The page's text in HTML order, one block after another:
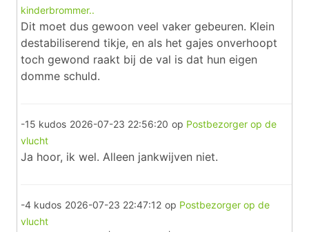
kinderbrommer..
Dit moet dus gewoon veel vaker gebeuren. Klein
destabiliserend tikje, en als het gajes onverhoopt
toch gewond raakt bij de val is dat hun eigen
domme schuld.
-15 kudos 2026-07-23 22:56:20 op Postbezorger op de
vlucht
Ja hoor, ik wel. Alleen jankwijven niet.
-4 kudos 2026-07-23 22:47:12 op Postbezorger op de
vlucht